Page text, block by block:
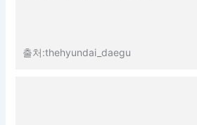
출처:thehyundai_daegu